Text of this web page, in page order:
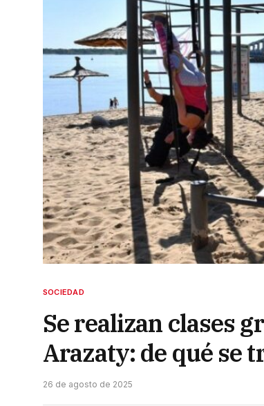
SOCIEDAD
Se realizan clases
Arazaty: de qué se
26 de agosto de 2025